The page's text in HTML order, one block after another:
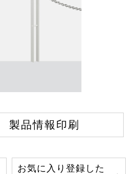
製品情報印刷
お気に入り登録した